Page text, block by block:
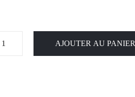
AJOUTER AU PANIER